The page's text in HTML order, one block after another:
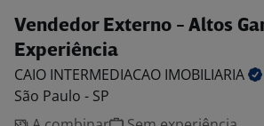
Vendedor Externo - Altos
Experiência
CAIO INTERMEDIACAO IMOBILIARIA
São Paulo - SP